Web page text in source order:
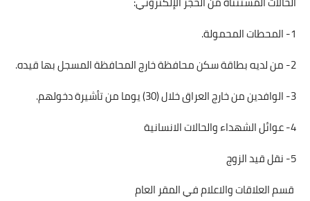
1- المحطات المحمولة.
2- من لديه بطاقة سكن محافظة خارج المحافظة المسجل بها قيده.
3- الوافدين من خارج العراق خلال (30) يوما من تأشيرة دخولهم.
4- عوائل الشهداء والحالات الانسانية
5- نقل قيد الزوج
قسم العلاقات والاعلام في المقر العام